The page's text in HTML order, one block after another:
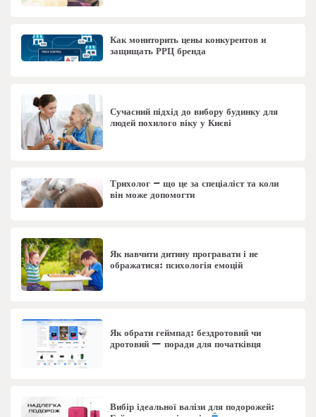
Как мониторить цены конкурентов и
защищать РРЦ бренда
Сучасний підхід до вибору будинку для
людей похилого віку у Києві
Трихолог – що це за спеціаліст та коли
він може допомогти
Як навчити дитину програвати і не
ображатися: психологія емоцій
Як обрати геймпад: бездротовий чи
дротовий — поради для початківця
Вибір ідеальної валізи для подорожей: